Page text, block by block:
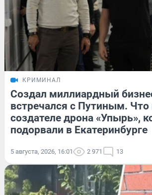
КРИМИНАЛ
Создал миллиардный
встречался с Путиным. Что
создателе дрона «Упырь»,
подорвали в Екатеринбурге
5 августа, 2026, 16:01 2 971 13